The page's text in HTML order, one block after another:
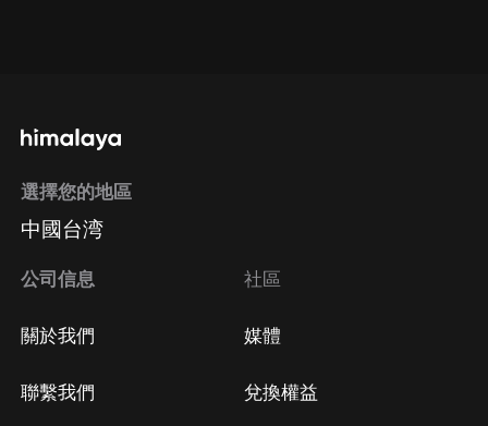
方法 Google Play取消訂閱方法
選擇您的地區
中國台湾
公司信息
關於我們
聯繫我們
社區
媒體
兌換權益